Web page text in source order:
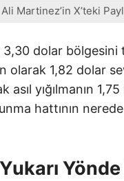
Ali Martinez’in X’teki
3,30 dolar
olarak 1,82 dolar
yığılmanın
hattının